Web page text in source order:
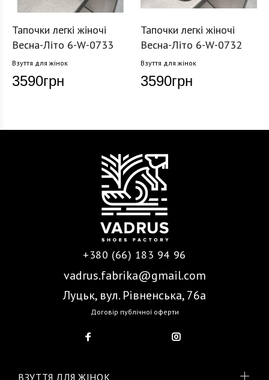
Тапочки легкі жіночі
Весна-Літо 6-W-0733
Взуття для жінок
3590грн
Тапочки легкі жіночі
Весна-Літо 6-W-0732
Взуття для жінок
3590грн
+380 (66) 183 94 96
vadrus.fabrika@gmail.com
Луцьк, вул. Рівненська, 76а
Договір публічної оферти
ВЗУТТЯ ДЛЯ ЖІНОК